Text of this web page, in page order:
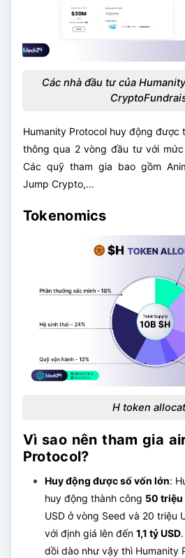
Các nhà đầu tư của
Humanity Protocol huy động được
thông qua 2 vòng đầu tư với mức
Các quỹ tham gia bao gồm
Jump Crypto,...
Tokenomics
H token
Vì sao nên tham gia
Protocol?
Huy động được số vốn lớn:
huy động thành công 50 triệu
USD ở vòng Seed và 20 triệu
với định giá lên đến 1,1 tỷ USD
dồi dào như vậy thì Humanity